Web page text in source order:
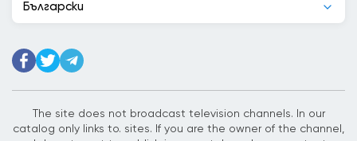
Джибути
Египет
Български
The site does not broadcast television channels. In our
catalog only links to. sites. If you are the owner of the channel,